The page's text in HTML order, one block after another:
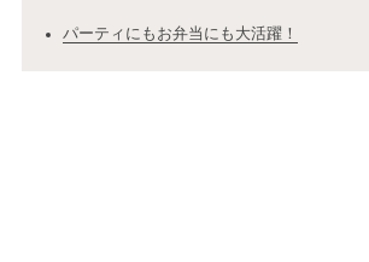
パーティにもお弁当にも大活躍！